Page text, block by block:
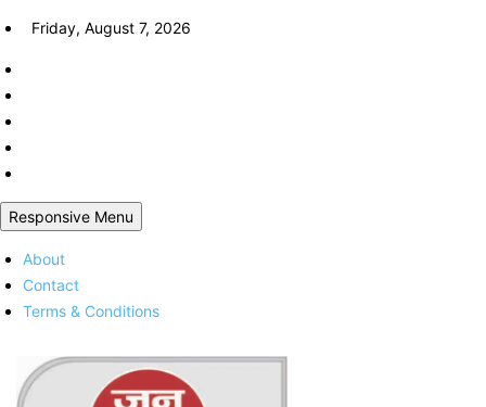
Skip
content
Friday, August 7, 2026
Responsive Menu
About
Contact
Terms & Conditions